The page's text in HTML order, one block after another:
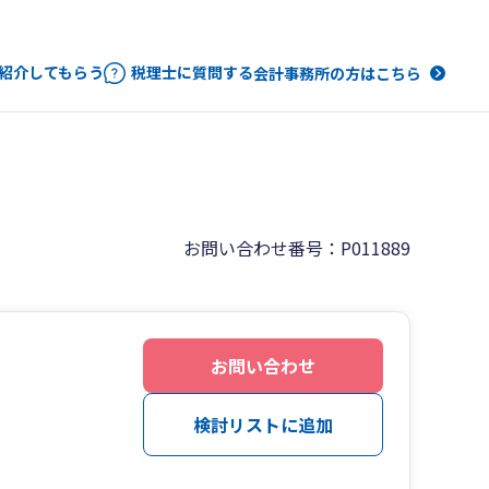
介してもらう 税理士に質問する会計事務所の方はこちら
お問い合わせ番号：P011889
お問い合わせ
検討リストに追加